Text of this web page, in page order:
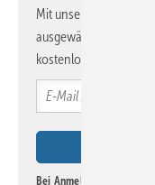
Mit unserem
ausgewählte
kostenlos direkt ins
Bei Anmeldung zu